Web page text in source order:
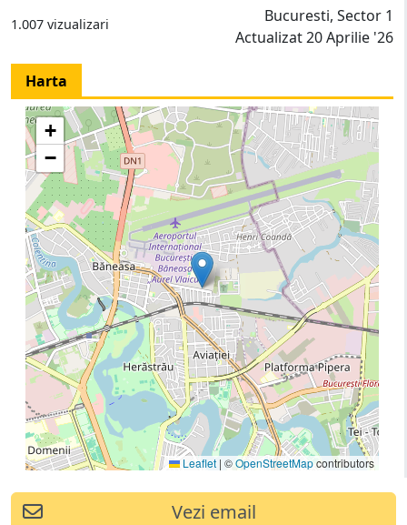
1.007 vizualizari
Bucuresti, Sector 1
Actualizat 20 Aprilie '26
Harta
+
−
Leaflet | ©OpenStreetMapcontributors
Vezi email